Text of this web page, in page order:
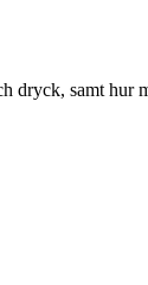
samt hur